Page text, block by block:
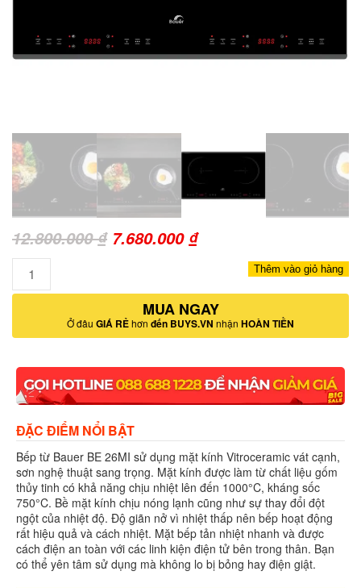
12.800.000₫ Giá
12.800.000 ₫.
7.680.000 ₫Giá
là:
7.680.000 ₫.
lượng
Thêm vào giỏ hàng
MUA NGAY
Ở đâu GIÁ RẺhơn đến BUYS.VN nhận HOÀN TIỀN
ĐẶC ĐIỂM NỔI BẬT
Bếp từ Bauer BE 26MI sử dụng mặt kính Vitroceramic vát cạnh,
sơn nghệ thuật sang trọng. Mặt kính được làm từ chất liệu gốm
thủy tinh có khả năng chịu nhiệt lên đến 1000°C, kháng sốc
750°C. Bề mặt kính chịu nóng lạnh cũng như sự thay đổi đột
ngột của nhiệt độ. Độ giãn nở vì nhiệt thấp nên bếp hoạt động
rất hiệu quả và cách nhiệt. Mặt bếp tản nhiệt nhanh và được
cách điện an toàn với các linh kiện điện tử bên trong thân. Bạn
có thể yên tâm sử dụng mà không lo bị bỏng hay điện giật.